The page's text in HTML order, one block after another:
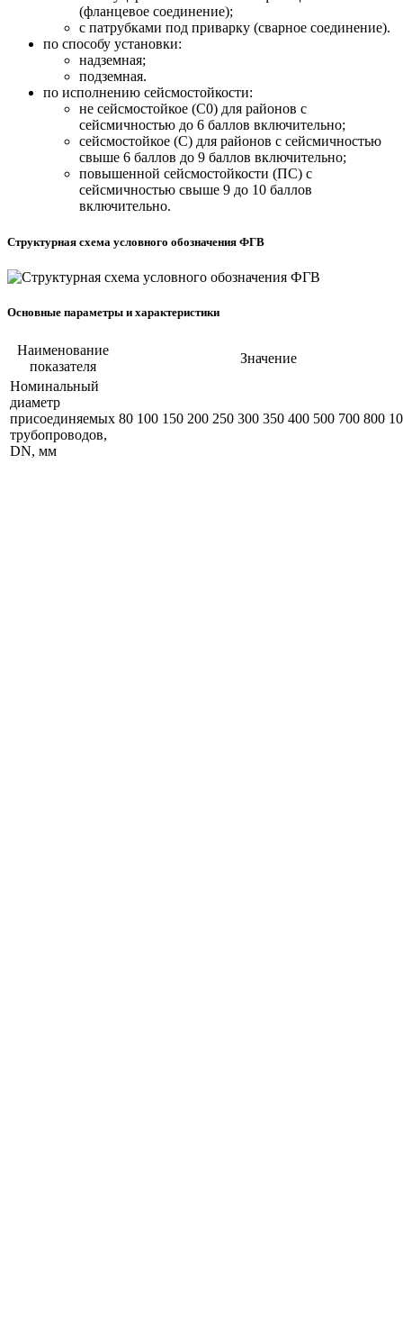
(фланцевое соединение);
с патрубками под приварку (сварное соединение).
по способу установки:
надземная;
подземная.
по исполнению сейсмостойкости:
не сейсмостойкое (С0) для районов с
сейсмичностью до 6 баллов включительно;
сейсмостойкое (С) для районов с сейсмичностью
свыше 6 баллов до 9 баллов включительно;
повышенной сейсмостойкости (ПС) с
сейсмичностью свыше 9 до 10 баллов
включительно.
Структурная схема условного обозначения ФГВ
Основные параметры и характеристики
Наименование
показателя
Значение
Номинальный
диаметр
присоединяемых
трубопроводов,
DN, мм
80 100 150 200 250 300 350 400 500 700 800